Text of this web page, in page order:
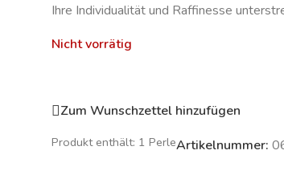
Ihre Individualität und Raffinesse
Nicht vorrätig
Zum Wunschzettel hinzufügen
Produkt enthält: 1 PerleArtikelnummer: